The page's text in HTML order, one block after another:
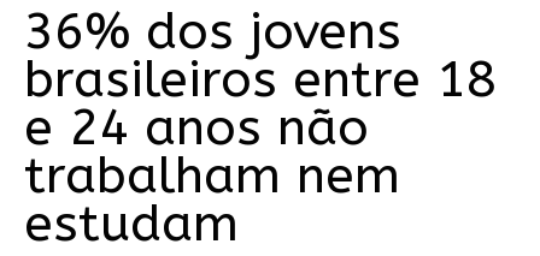
36% dos jovens
brasileiros entre 18
e 24 anos não
trabalham nem
estudam